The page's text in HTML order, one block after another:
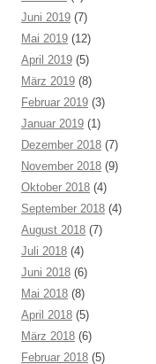
Juni 2019 (7)
Mai 2019 (12)
April 2019 (5)
März 2019 (8)
Februar 2019 (3)
Januar 2019 (1)
Dezember 2018 (7)
November 2018 (9)
Oktober 2018 (4)
September 2018 (4)
August 2018 (7)
Juli 2018 (4)
Juni 2018 (6)
Mai 2018 (8)
April 2018 (5)
März 2018 (6)
Februar 2018 (5)